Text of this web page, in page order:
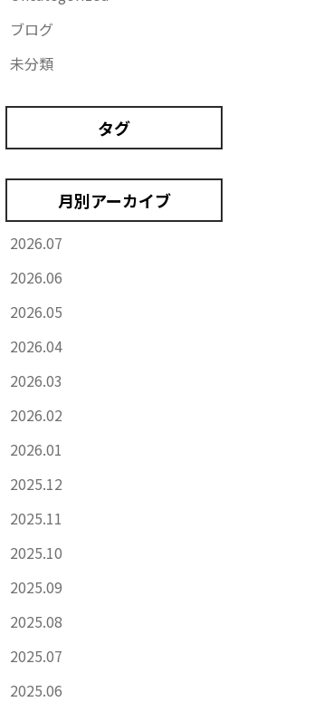
ブログ
未分類
タグ
月別アーカイブ
2026.07
2026.06
2026.05
2026.04
2026.03
2026.02
2026.01
2025.12
2025.11
2025.10
2025.09
2025.08
2025.07
2025.06